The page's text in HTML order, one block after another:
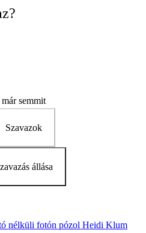
semmit
Szavazok
állása
nélküli fotón pózol Heidi Klum